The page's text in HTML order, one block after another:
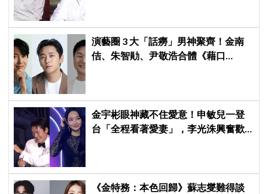
演藝圈 3 大「話癆」男神聚齊！金南
佶、朱智勛、尹敬浩合體《藉口
金宇彬眼神藏不住愛意！申敏兒一登
台「全程看著愛妻」，李光洙興奮歡
《金特務：本色回歸》蘇志燮難得談